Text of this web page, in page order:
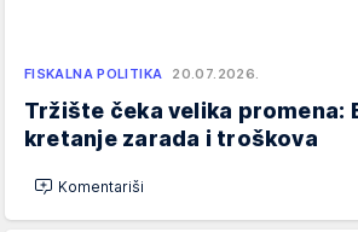
FISKALNA POLITIKA 20.07.2026.
Tržište čeka velika promena:
kretanje zarada i troškova
Komentariši